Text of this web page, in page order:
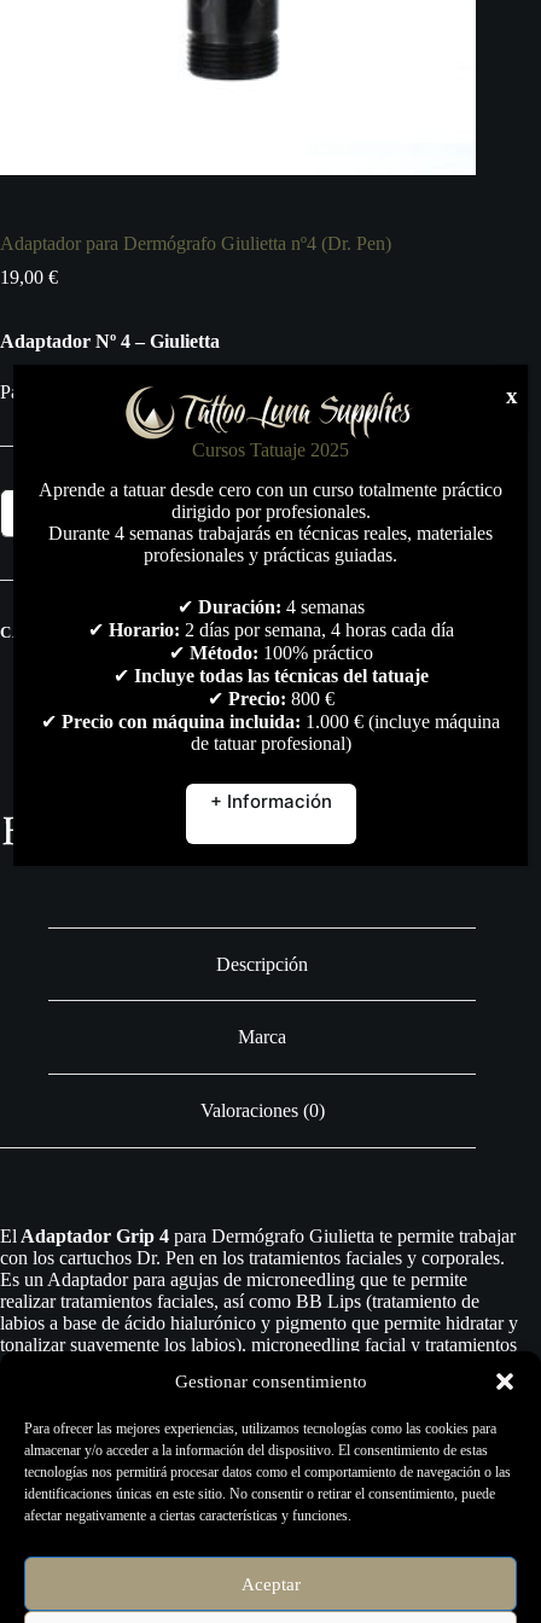
Gestionar consentimiento
Para ofrecer las mejores experiencias, utilizamos tecnologías como las cookies para
almacenar y/o acceder a la información del dispositivo. El consentimiento de estas
tecnologías nos permitirá procesar datos como el comportamiento de navegación o las
identificaciones únicas en este sitio. No consentir o retirar el consentimiento, puede
afectar negativamente a ciertas características y funciones.
Aceptar
Adaptador para Dermógrafo Giulietta nº4 (Dr. Pen)
19,00 €
Adaptador Nº 4 – Giulietta
Para Cartuchos Dr. Pen
Adaptador
Dermógrafo
nº4
cantidad
Añadir al carrito
CATEGORÍAS:DERMOGRAFO,TODO
Descripción
Marca
Valoraciones (0)
El Adaptador Grip 4 para Dermógrafo Giulietta te permite trabajar
con los cartuchos Dr. Pen en los tratamientos faciales y corporales.
Es un Adaptador para agujas de microneedling que te permite
realizar tratamientos faciales, así como BB Lips (tratamiento de
labios a base de ácido hialurónico y pigmento que permite hidratar y
tonalizar suavemente los labios), microneedling facial y tratamientos
Es un equipo completo y moderno para trabajar con precisión todas
las técnicas de micropigmentación. Muy versátil,Giuliettaya está
conectado al cable y a la fuente. Fue desarrollado para uso exclusivo
comando de voz y función de memoria preestablecida.
¡Atrévete a explorar todas las posibilidades con Giulietta!
Cursos Tatuaje 2025
Aprende a tatuar desde cero con un curso totalmente práctico
dirigido por profesionales.
Durante 4 semanas trabajarás en técnicas reales, materiales
profesionales y prácticas guiadas.
✔ Duración: 4 semanas
✔ Horario: 2 días por semana, 4 horas cada día
✔ Método: 100% práctico
✔ Incluye todas las técnicas del tatuaje
✔ Precio: 800 €
✔ Precio con máquina incluida: 1.000 € (incluye máquina
de tatuar profesional)
+ Información
x